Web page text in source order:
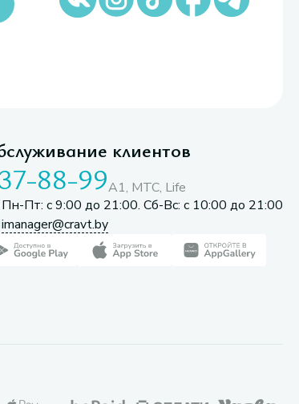
клиентов
88-99A1, МТС, Life
Пн-Пт: с 9:00 до 21:00. Сб-Вс: с 10:00 до 21:00
imanager@cravt.by